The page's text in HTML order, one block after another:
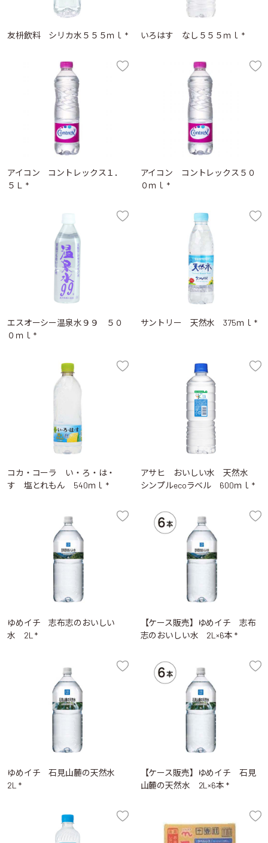
友枡飲料 シリカ水５５５ｍｌ * いろはす なし５５５ｍｌ *
アイコン コントレックス１．
５Ｌ *
アイコン コントレックス５０
０ｍｌ *
エスオーシー温泉水９９ ５０
０ｍｌ *
サントリー 天然水 375ｍｌ *
コカ・コーラ い・ろ・は・
す 塩とれもん 540ｍｌ *
アサヒ おいしい水 天然水
シンプルecoラベル 600ｍｌ *
ゆめイチ 志布志のおいしい
水 2L *
【ケース販売】ゆめイチ 志布
志のおいしい水 2L×6本 *
ゆめイチ 石見山麓の天然水
2L *
【ケース販売】ゆめイチ 石見
山麓の天然水 2L×6本 *